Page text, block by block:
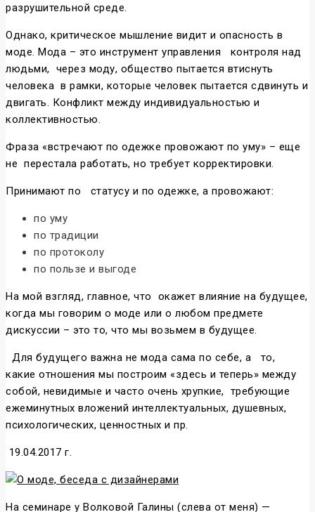
разрушительной среде.
Однако, критическое мышление видит и опасность в
моде. Мода – это инструмент управления контроля над
людьми, через моду, общество пытается втиснуть
человека в рамки, которые человек пытается сдвинуть и
двигать. Конфликт между индивидуальностью и
коллективностью.
Фраза «встречают по одежке провожают по уму» – еще
не перестала работать, но требует корректировки.
Принимают по статусу и по одежке, а провожают:
по уму
по традиции
по протоколу
по пользе и выгоде
На мой взгляд, главное, что окажет влияние на будущее,
когда мы говорим о моде или о любом предмете
дискуссии – это то, что мы возьмем в будущее.
Для будущего важна не мода сама по себе, а то,
какие отношения мы построим «здесь и теперь» между
собой, невидимые и часто очень хрупкие, требующие
ежеминутных вложений интеллектуальных, душевных,
психологических, ценностных и пр.
19.04.2017 г.
На семинаре у Волковой Галины (слева от меня) —